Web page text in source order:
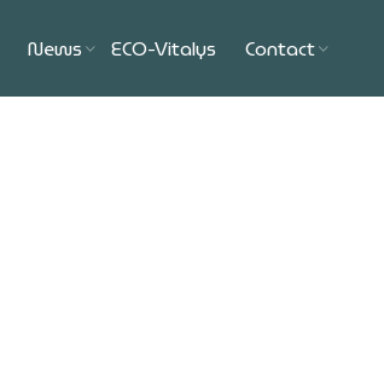
News ECO-Vitalys Contact